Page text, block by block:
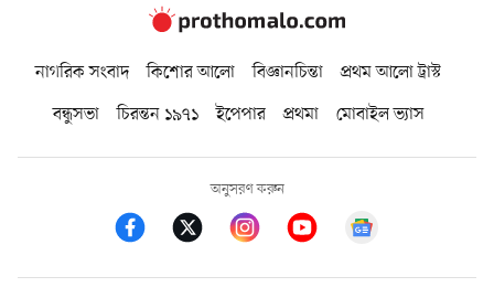
নাগরিক সংবাদ কিশোর আলো বিজ্ঞানচিন্তা
প্রথম আলো ট্রাস্ট
বন্ধুসভা
চিরন্তন ১৯৭১ ইপেপার প্রথমা মোবাইল ভ্যাস
অনুসরণ করুন